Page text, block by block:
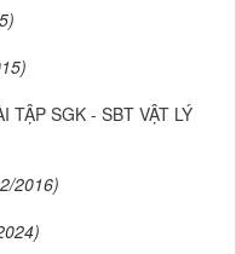
TẬP SGK - SBT VẬT LÝ
2016)